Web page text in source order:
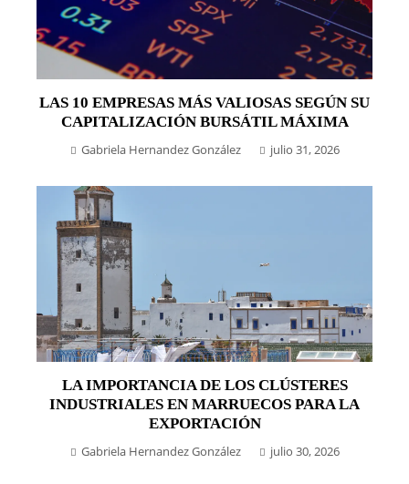
LAS 10 EMPRESAS MÁS VALIOSAS SEGÚN SU
CAPITALIZACIÓN BURSÁTIL MÁXIMA
Gabriela Hernandez González julio 31, 2026
LA IMPORTANCIA DE LOS CLÚSTERES
INDUSTRIALES EN MARRUECOS PARA LA
EXPORTACIÓN
Gabriela Hernandez González julio 30, 2026